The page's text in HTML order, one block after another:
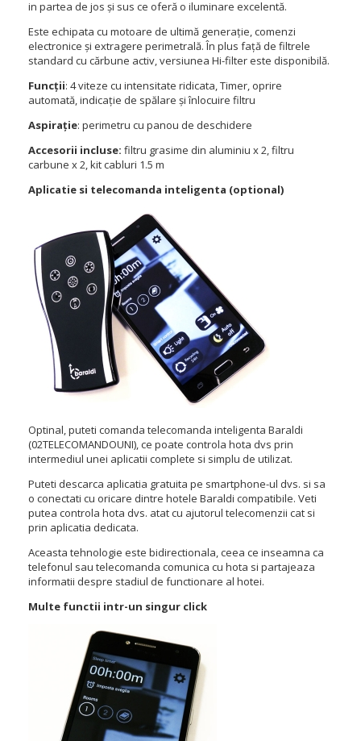
in partea de jos și sus ce oferă o iluminare excelentă.
Este echipata cu motoare de ultimă generație, comenzi
electronice și extragere perimetrală. În plus față de filtrele
standard cu cărbune activ, versiunea Hi-filter este disponibilă.
Funcții: 4 viteze cu intensitate ridicata, Timer, oprire
automată, indicație de spălare și înlocuire filtru
Aspirație: perimetru cu panou de deschidere
Accesorii incluse: filtru grasime din aluminiu x 2, filtru
carbune x 2, kit cabluri 1.5 m
Aplicatie si telecomanda inteligenta (optional)
Optinal, puteti comanda telecomanda inteligenta Baraldi
(02TELECOMANDOUNI), ce poate controla hota dvs prin
intermediul unei aplicatii complete si simplu de utilizat.
Puteti descarca aplicatia gratuita pe smartphone-ul dvs. si sa
o conectati cu oricare dintre hotele Baraldi compatibile. Veti
putea controla hota dvs. atat cu ajutorul telecomenzii cat si
prin aplicatia dedicata.
Aceasta tehnologie este bidirectionala, ceea ce inseamna ca
telefonul sau telecomanda comunica cu hota si partajeaza
informatii despre stadiul de functionare al hotei.
Multe functii intr-un singur click